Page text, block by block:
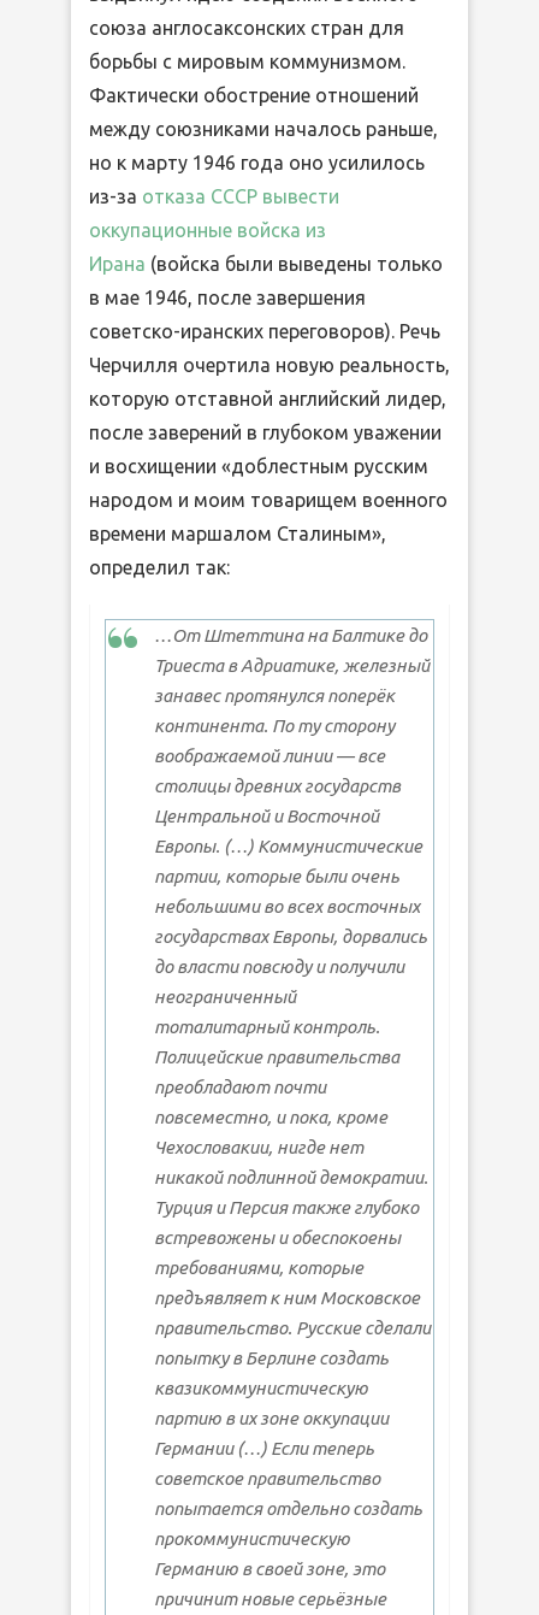
союза англосаксонских стран для
борьбы с мировым коммунизмом.
Фактически обострение отношений
между союзниками началось раньше,
но к марту 1946 года оно усилилось
из-за отказа СССР вывести
оккупационные войска из
Ирана (войска были выведены только
в мае 1946, после завершения
советско-иранских переговоров). Речь
Черчилля очертила новую реальность,
которую отставной английский лидер,
после заверений в глубоком уважении
и восхищении «доблестным русским
народом и моим товарищем военного
времени маршалом Сталиным»,
определил так:
…От Штеттина на Балтике до
Триеста в Адриатике, железный
занавес протянулся поперёк
континента. По ту сторону
воображаемой линии — все
столицы древних государств
Центральной и Восточной
Европы. (…) Коммунистические
партии, которые были очень
небольшими во всех восточных
государствах Европы, дорвались
до власти повсюду и получили
неограниченный
тоталитарный контроль.
Полицейские правительства
преобладают почти
повсеместно, и пока, кроме
Чехословакии, нигде нет
никакой подлинной демократии.
Турция и Персия также глубоко
встревожены и обеспокоены
требованиями, которые
предъявляет к ним Московское
правительство. Русские сделали
попытку в Берлине создать
квазикоммунистическую
партию в их зоне оккупации
Германии (…) Если теперь
советское правительство
попытается отдельно создать
прокоммунистическую
Германию в своей зоне, это
причинит новые серьёзные